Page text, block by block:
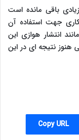
باقی مانده است
جهت استفاده آن
انتشار هوازی این
نتیجه ای در این
Copy URL